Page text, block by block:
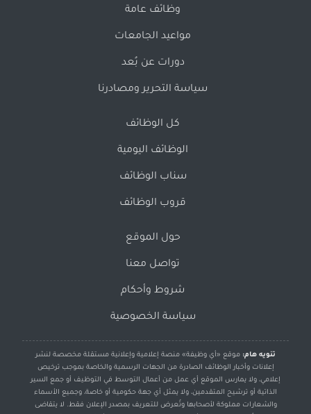
وظائف عامة
مواعيد الجامعات
دورات عن بُعد
سياسة التحرير ومصادرنا
كل الوظائف
الوظائف اليومية
سناب الوظائف
قروب الوظائف
حول الموقع
تواصل معنا
شروط وأحكام
سياسة الخصوصية
تنويه هام: موقع «أي وظيفة» منصة إعلامية وإعلانية مستقلة مخصصة لنشر
إعلانات وأخبار الوظائف الصادرة من الجهات الرسمية والخاصة بموجب ترخيص
إعلامي، ولا يمارس الموقع أي عمل من أعمال التوسط في التوظيف أو جمع السير
الذاتية أو ترشيح المتقدمين، ولا يمثل أي جهة حكومية أو خاصة، وجميع الأسماء
والشعارات مملوكة لأصحابها وتُعرض للتعريف بمصدر الإعلان فقط. لا يتقاضى